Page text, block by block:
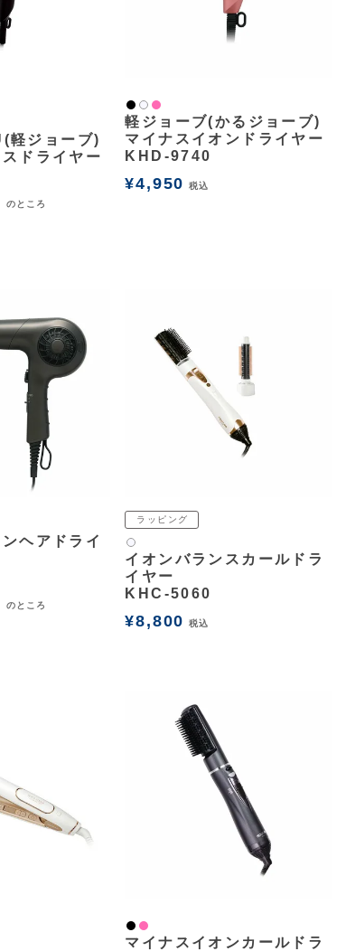
軽ジョーブ)
ドライヤー
のところ
黒 白2ピンク
軽ジョーブ(かるジョーブ)
マイナスイオンドライヤー
KHD-9740
¥4,950 税込
ヘアドライ
のところ
ラッピング
白2
イオンバランスカールドラ
イヤー
KHC-5060
¥8,800 税込
黒 ピンク
マイナスイオンカールドラ